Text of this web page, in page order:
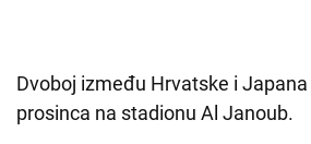
Dvoboj između Hrvatske i
prosinca na stadionu Al Janoub.